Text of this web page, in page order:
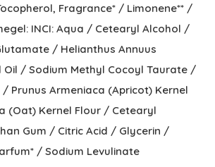
Fragrance* / Limonene** /
INCI: Aqua / Cetearyl Alcohol /
/ Helianthus Annuus
Oil / Sodium Methyl Cocoyl Taurate /
Prunus Armeniaca (Apricot) Kernel
(Oat) Kernel Flour / Cetearyl
Gum / Citric Acid / Glycerin /
/ Sodium Levulinate